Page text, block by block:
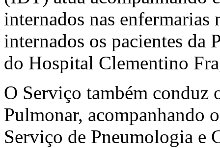
internados nas
internados os pacientes da
do Hospital Clementino
O Serviço também conduz
Pulmonar, acompanhando
Serviço de Pneumologia e